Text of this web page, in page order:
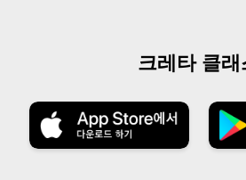
크레타 클래